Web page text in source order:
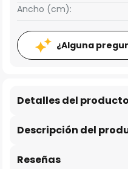
Ancho (cm):
¿Alguna
Descripción del
Detalles del producto
Reseñas